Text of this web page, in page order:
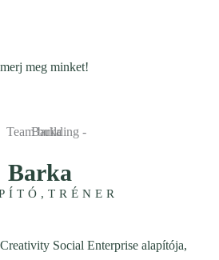
meg minket!
Barka
Social Enterprise alapítója,